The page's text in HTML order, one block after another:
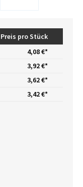
Preis pro Stück
4,08 €*
3,92 €*
3,62 €*
3,42 €*